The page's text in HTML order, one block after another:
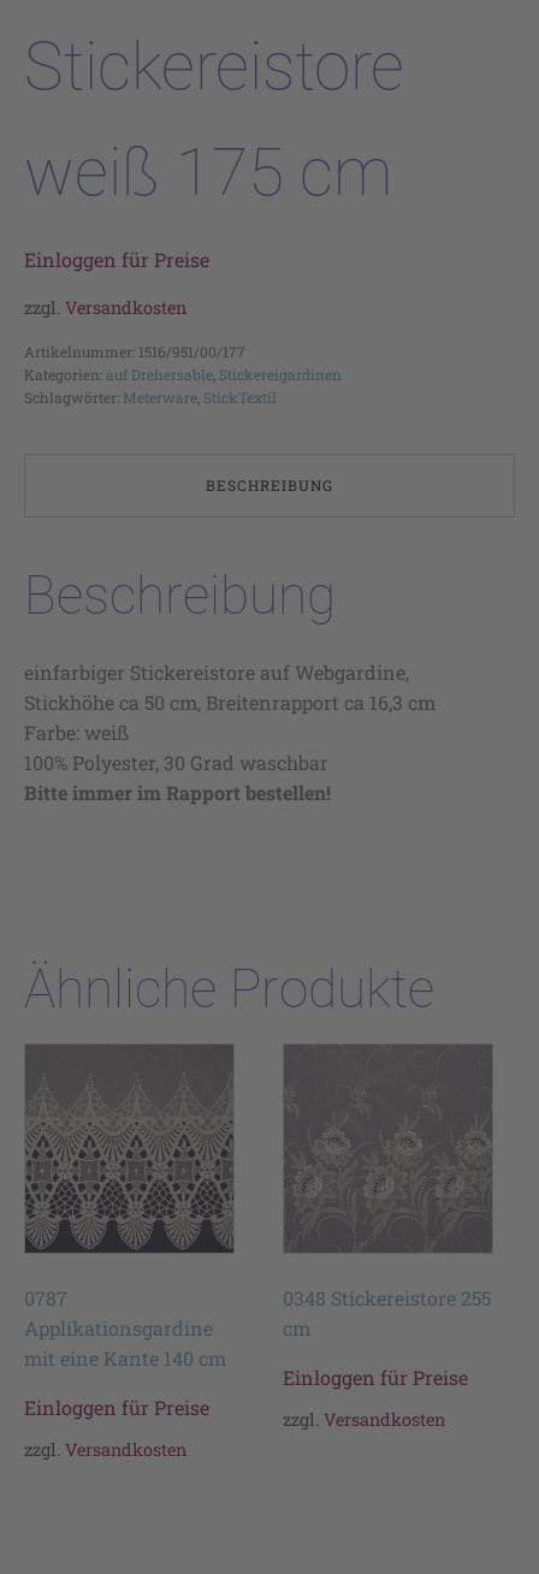
Stickereistore
weiß 175 cm
Einloggen für Preise
zzgl. Versandkosten
Artikelnummer: 1516/951/00/177
Kategorien: auf Drehersable Stickereigardinen
Schlagwörter: Meterware StickTextil
BESCHREIBUNG
Beschreibung
einfarbiger Stickereistore auf Webgardine,
Stickhöhe ca 50 cm, Breitenrapport ca 16,3 cm
Farbe: weiß
100% Polyester, 30 Grad waschbar
Bitte immer im Rapport bestellen!
Ähnliche Produkte
0787
Applikationsgardine
mit eine Kante 140 cm
Einloggen für Preise
zzgl. Versandkosten
0348 Stickereistore 255
cm
Einloggen für Preise
zzgl.Versandkosten